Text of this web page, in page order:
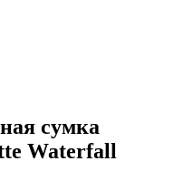
сумка
Waterfall